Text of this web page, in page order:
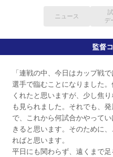
よくある質問
スポーツクラブ
関連団体/施設
長居公園 セレッソフットサルパ
セレッソ大阪アカデミー
子供の
大人のサッカースクール
その他ス
ニュース
デ
監督
「連戦の中、今日はカップ戦
選手で臨むことになりました
くれたと思いますが、少し焦
も見られました。それでも、
で、これから何試合かやって
きると思います。そのために
ればと思います。
平日にも関わらず、遠くまで